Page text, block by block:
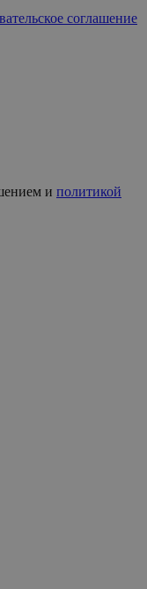
соглашение
и политикой